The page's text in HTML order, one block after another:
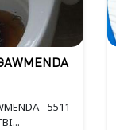
- 5511